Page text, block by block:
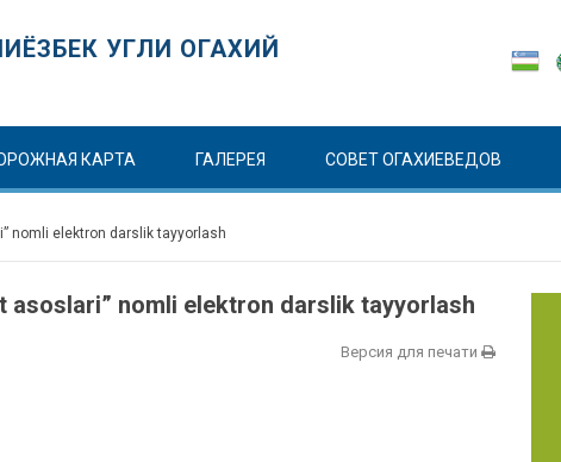
УГЛИ ОГАХИЙ
КАРТА ГАЛЕРЕЯ СОВЕТ ОГАХИЕВЕДОВ
nomli elektron darslik tayyorlash
asoslari” nomli elektron darslik tayyorlash
Версия для печати